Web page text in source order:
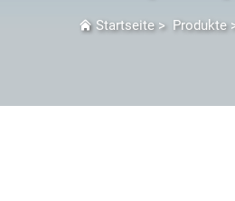
Startseite> Produkte